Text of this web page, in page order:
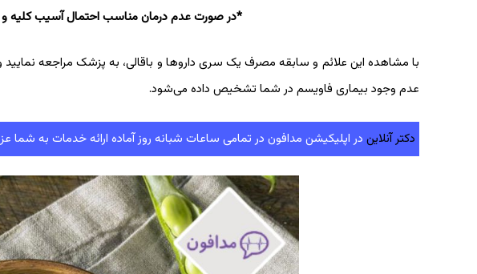
*در صورت عدم درمان مناسب احتمال آسیب کلیه
با مشاهده این علائم و سابقه مصرف یک سری داروها و باقالی، به پزشک مراجعه
عدم وجود بیماری فاویسم در شما تشخیص داده می‌شود.
دکتر آنلاین در اپلیکیشن مدافون در تمامی ساعات شبانه روز آماده ارائه خدمات به شما